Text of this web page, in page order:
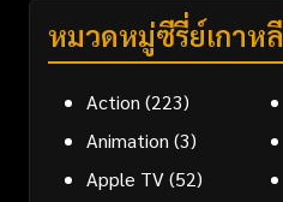
หมวดหมู่ซีรี่ย์เกาหลี
Action (223)
Animation (3)
Apple TV(52)